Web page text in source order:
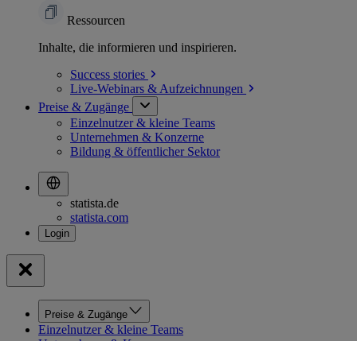
Ressourcen
Inhalte, die informieren und inspirieren.
Success stories
Live-Webinars & Aufzeichnungen
Preise & Zugänge
Einzelnutzer & kleine Teams
Unternehmen & Konzerne
Bildung & öffentlicher Sektor
statista.de
statista.com
Preise & Zugänge
Einzelnutzer & kleine Teams